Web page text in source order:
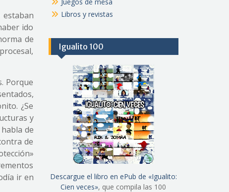
ido
de
Porque
¿Se
y
de
de
ir en
Libros y revistas
Igualito 100
Descargue el libro en ePub de «Igualito:
Cien veces», que compila las 100